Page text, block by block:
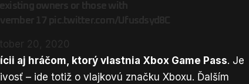
aj hráčom, ktorý vlastnia Xbox Game Pass. Je
– ide totiž o vlajkovú značku Xboxu. Ďalším